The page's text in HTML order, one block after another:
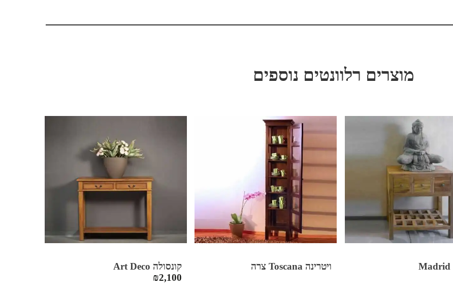
מוצרים רלוונטים נוספים
ויטרינה Toscana צרה
קונסולה Art Deco
₪2,100